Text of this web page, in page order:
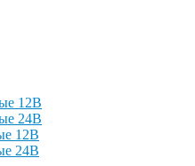
12В
24В
12В
24В